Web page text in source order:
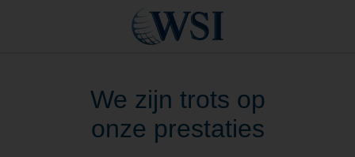
We zijn trots op
onze prestaties